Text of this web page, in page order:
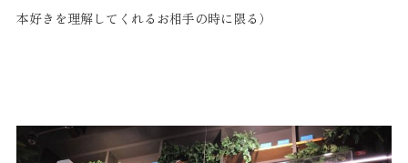
本好きを理解してくれるお相手の時に限る）